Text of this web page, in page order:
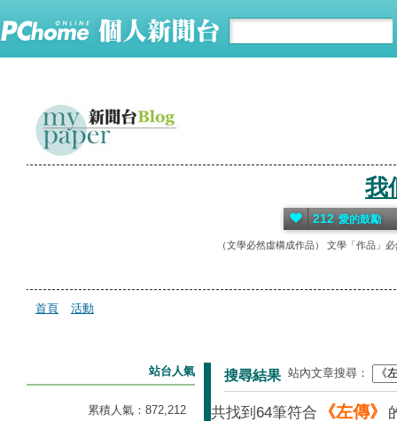
我
（文學必然虛構成作品） 文學「作品」
212 愛的鼓勵
首頁 活動
搜尋結果 站內文章搜尋：
共找到64筆符合 《左傳》
站台人氣
累積人氣： 872,212